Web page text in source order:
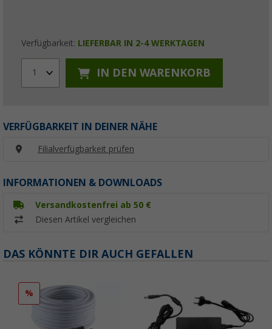
Verfügbarkeit: LIEFERBAR IN 2-4 WERKTAGEN
1 IN DEN WARENKORB
VERFÜGBARKEIT IN DEINER NÄHE
Filialverfügbarkeit prüfen
INFORMATIONEN & DOWNLOADS
Versandkostenfrei ab 50 €
Diesen Artikel vergleichen
DAS KÖNNTE DIR AUCH GEFALLEN
%